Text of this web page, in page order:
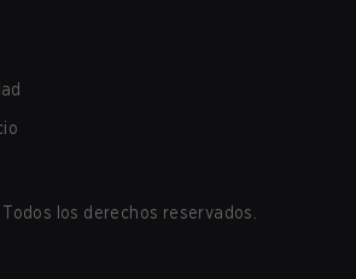
los derechos reservados.